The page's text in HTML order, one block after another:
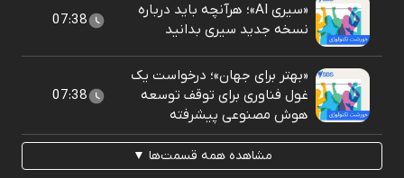
«سیری AI»؛ هرآنچه باید درباره
نسخه جدید سیری بدانید
07:38
«بهتر برای جهان»؛ درخواست یک
غول فناوری برای توقف توسعه
هوش مصنوعی پیشرفته
07:38
مشاهده همه قسمت‌ها ▼